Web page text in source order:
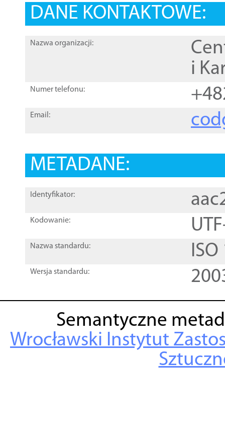
DANE KONTAKTOWE:
Nazwa organizacji:
i
Numer telefonu:
Email:
METADANE:
Identyfikator:
Kodowanie:
Nazwa standardu:
Wersja standardu:
Semantyczne
Wrocławski Instytut